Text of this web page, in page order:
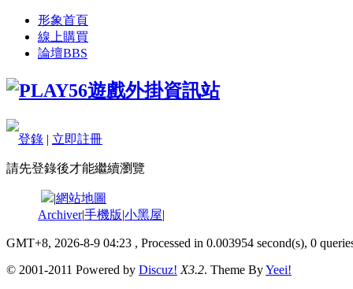
形象首頁
線上購買
論壇BBS
登錄 | 立即註冊
請先登錄後才能繼續瀏覽
|網站地圖
Archiver|手機版|小黑屋|
GMT+8, 2026-8-9 04:23 , Processed in 0.003954 second(s), 0
© 2001-2011 Powered by Discuz! X3.2. Theme ByYeei!